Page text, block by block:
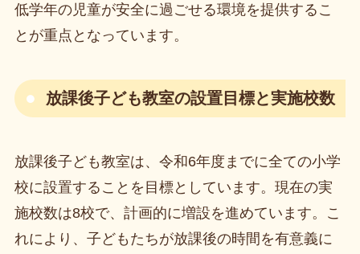
低学年の児童が安全に過ごせる環境を提供するこ
とが重点となっています。
放課後子ども教室の設置目標と実施校数
放課後子ども教室は、令和6年度までに全ての小学
校に設置することを目標としています。現在の実
施校数は8校で、計画的に増設を進めています。こ
れにより、子どもたちが放課後の時間を有意義に